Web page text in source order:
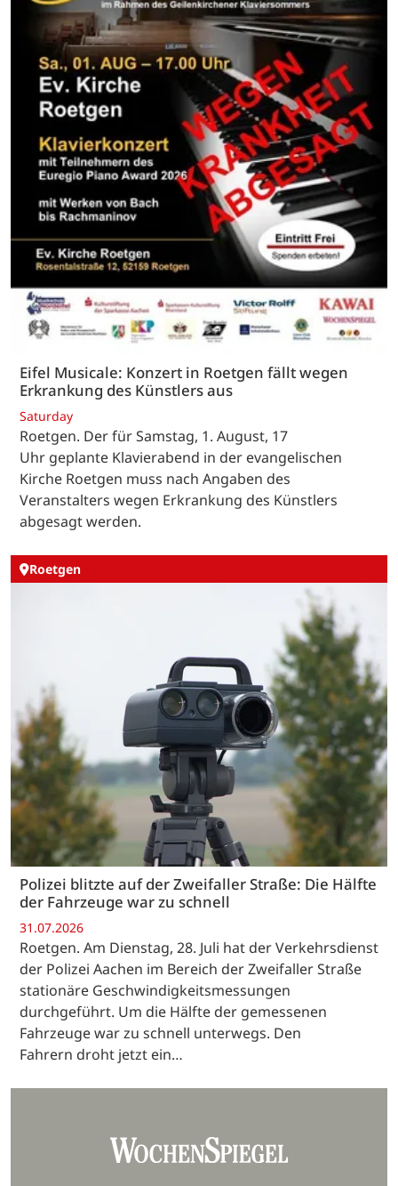
Eifel Musicale: Konzert in Roetgen fällt wegen
Erkrankung des Künstlers aus
Saturday
Roetgen. Der für Samstag, 1. August, 17
Uhr geplante Klavierabend in der evangelischen
Kirche Roetgen muss nach Angaben des
Veranstalters wegen Erkrankung des Künstlers
abgesagt werden.
Roetgen
Polizei blitzte auf der Zweifaller Straße: Die Hälfte
der Fahrzeuge war zu schnell
31.07.2026
Roetgen. Am Dienstag, 28. Juli hat der Verkehrsdienst
der Polizei Aachen im Bereich der Zweifaller Straße
stationäre Geschwindigkeitsmessungen
durchgeführt. Um die Hälfte der gemessenen
Fahrzeuge war zu schnell unterwegs. Den
Fahrern droht jetzt ein…